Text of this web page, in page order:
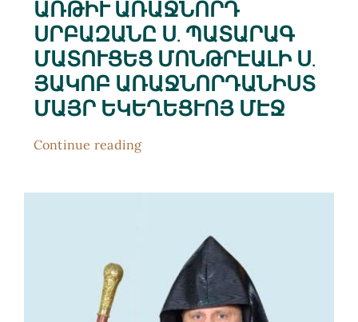
ԱՌԹԻՒ ԱՌԱՋՆՈՐԴ
ՍՐԲԱԶԱՆԸ Ս. ՊԱՏԱՐԱԳ
ՄԱՏՈՒՑԵՑ ՄՈՆԹՐԷԱԼԻ Ս.
ՅԱԿՈԲ ԱՌԱՋՆՈՐԴԱՆԻՍՏ
ՄԱՅՐ ԵԿԵՂԵՑՒՈՅ ՄԷՋ
Continue reading